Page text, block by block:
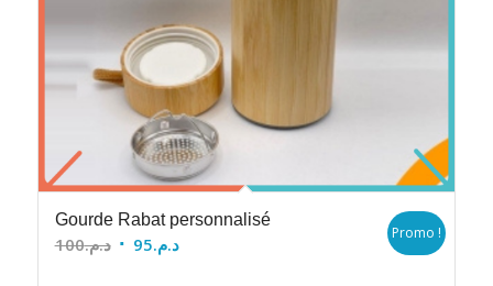
Gourde Rabat personnalisé
د.م.100
Le
د.م.95
Le
Promo !